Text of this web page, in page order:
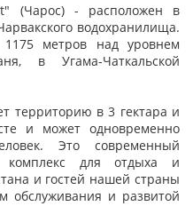
(Чарос) - расположен в
водохранилища.
метров над уровнем
в Угама-Чаткальской
территорию в 3 гектара и
и может одновременно
Это современный
комплекс для отдыха и
и гостей нашей страны
обслуживания и развитой